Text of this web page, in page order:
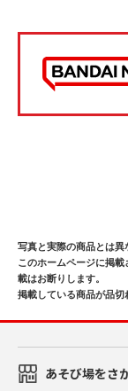
写真と実際の商品とは異
このホームページに掲
載はお断りします。
掲載している商品が品切
あそび場をさ